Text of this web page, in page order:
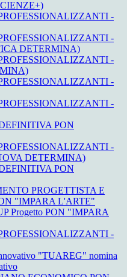
-
-
DETERMINA)
-
-
-
PON
-
DETERMINA)
PON
PROGETTISTA E
"IMPARA L'ARTE"
Progetto PON "IMPARA
-
"TUAREG" nomina